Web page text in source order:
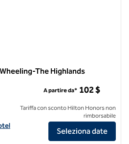
The Highlands
Hampton Inn & Suites Wheeling-The
A partire da* 102 $
Tariffa con sconto Hilton Honors non
rimborsabile
Seleziona date